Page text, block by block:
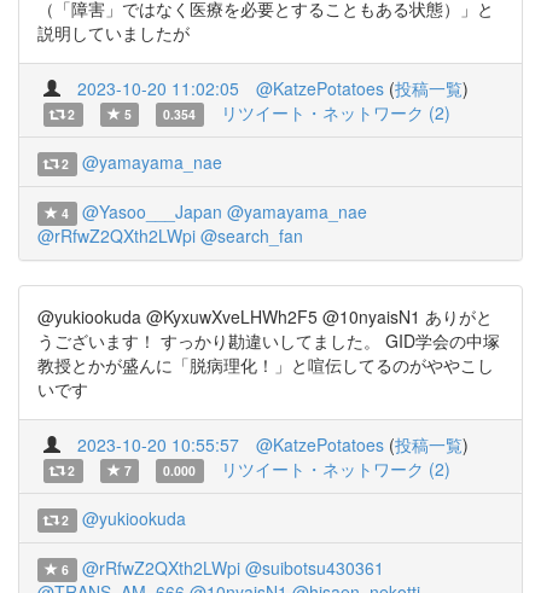
（「障害」ではなく医療を必要とすることもある状態）」と
説明していましたが
2023-10-20 11:02:05 @KatzePotatoes (投稿一覧)
2 5 0.354 リツイート・ネットワーク (2)
2 @yamayama_nae
4 @Yasoo___Japan @yamayama_nae
@rRfwZ2QXth2LWpi @search_fan
@yukiookuda @KyxuwXveLHWh2F5 @10nyaisN1 ありがと
うございます！ すっかり勘違いしてました。 GID学会の中塚
教授とかが盛んに「脱病理化！」と喧伝してるのがややこし
いです
2023-10-20 10:55:57 @KatzePotatoes (投稿一覧)
2 7 0.000 リツイート・ネットワーク (2)
2 @yukiookuda
6 @rRfwZ2QXth2LWpi @suibotsu430361